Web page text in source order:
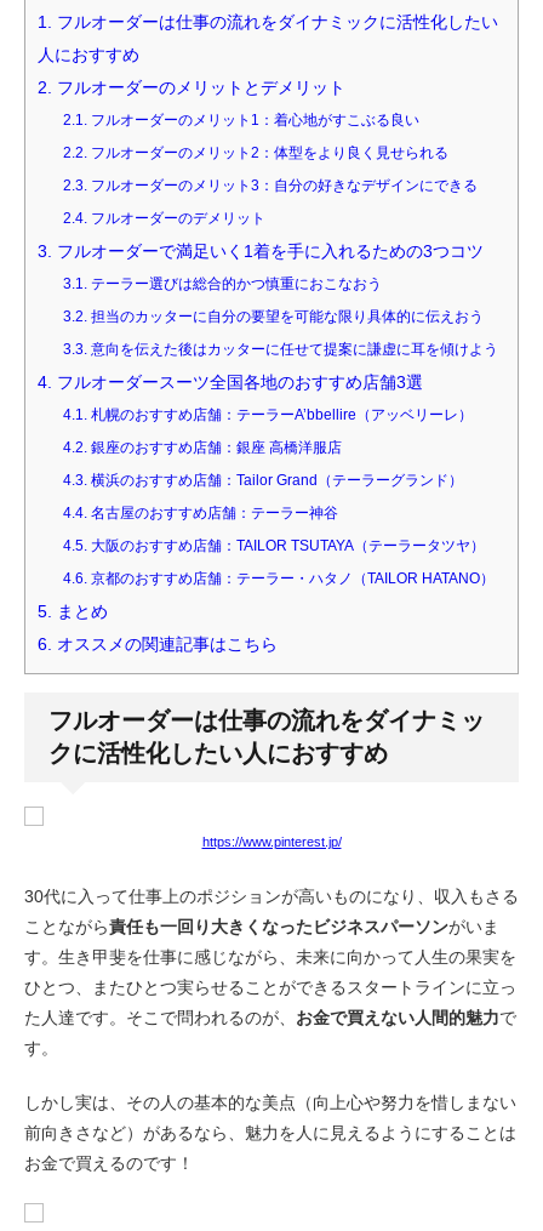
1. フルオーダーは仕事の流れをダイナミックに活性化したい
人におすすめ
2. フルオーダーのメリットとデメリット
2.1.フルオーダーのメリット1：着心地がすこぶる良い
2.2.フルオーダーのメリット2：体型をより良く見せられる
2.3.フルオーダーのメリット3：自分の好きなデザインにできる
2.4.フルオーダーのデメリット
3. フルオーダーで満足いく1着を手に入れるための3つコツ
3.1.テーラー選びは総合的かつ慎重におこなおう
3.2.担当のカッターに自分の要望を可能な限り具体的に伝えおう
3.3.意向を伝えた後はカッターに任せて提案に謙虚に耳を傾けよう
4. フルオーダースーツ全国各地のおすすめ店舗3選
4.1.札幌のおすすめ店舗：テーラーA’bbellire（アッベリーレ）
4.2.銀座のおすすめ店舗：銀座 高橋洋服店
4.3.横浜のおすすめ店舗：Tailor Grand（テーラーグランド）
4.4.名古屋のおすすめ店舗：テーラー神谷
4.5.大阪のおすすめ店舗：TAILOR TSUTAYA（テーラータツヤ）
4.6.京都のおすすめ店舗：テーラー・ハタノ（TAILOR HATANO）
5. まとめ
6. オススメの関連記事はこちら
フルオーダーは仕事の流れをダイナミッ
クに活性化したい人におすすめ
https://www.pinterest.jp/
30代に入って仕事上のポジションが高いものになり、収入もさる
ことながら責任も一回り大きくなったビジネスパーソンがいま
す。生き甲斐を仕事に感じながら、未来に向かって人生の果実を
ひとつ、またひとつ実らせることができるスタートラインに立っ
た人達です。そこで問われるのが、 お金で買えない人間的魅力で
す。
しかし実は、その人の基本的な美点（向上心や努力を惜しまない
前向きさなど）があるなら、魅力を人に見えるようにすることは
お金で買えるのです！